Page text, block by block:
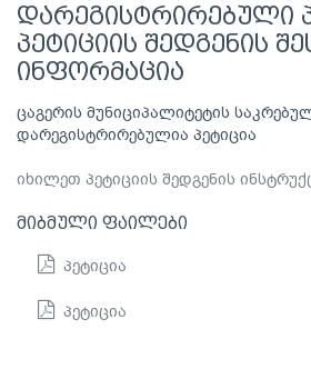
დარეგისტრირებული
პეტიციის შედგენის
ინფორმაცია
ცაგერის მუნიციპალიტეტის
დარეგისტრირებულია პეტიცია
იხილეთ პეტიციის შედგენის
მიბმული ფაილები
პეტიცია
პეტიცია